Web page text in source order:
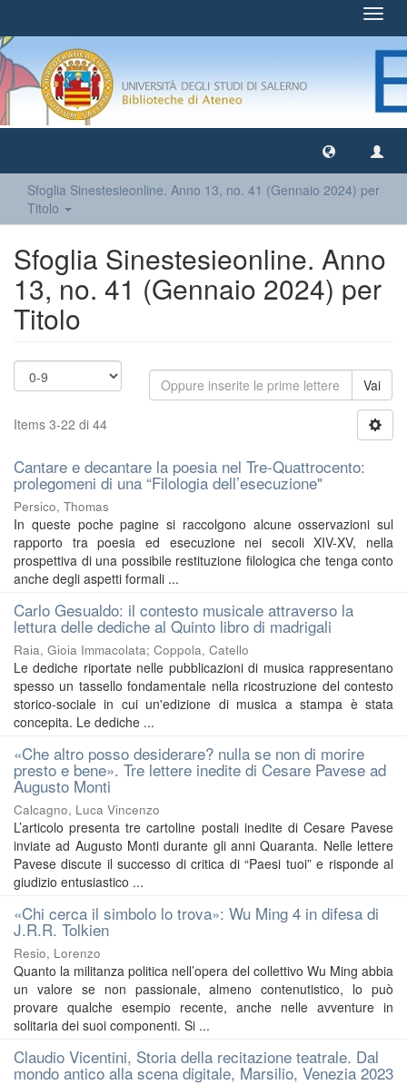
Sfoglia Sinestesieonline. Anno 13, no. 41 (Gennaio 2024) per
Titolo
Sfoglia Sinestesieonline. Anno
13, no. 41 (Gennaio 2024) per
Titolo
Vai
Items 3-22 di 44
Cantare e decantare la poesia nel Tre-Quattrocento:
prolegomeni di una “Filologia dell’esecuzione"
Persico, Thomas
In queste poche pagine si raccolgono alcune osservazioni sul
rapporto tra poesia ed esecuzione nei secoli XIV-XV, nella
prospettiva di una possibile restituzione filologica che tenga conto
anche degli aspetti formali ...
Carlo Gesualdo: il contesto musicale attraverso la
lettura delle dediche al Quinto libro di madrigali
Raia, Gioia Immacolata; Coppola, Catello
Le dediche riportate nelle pubblicazioni di musica rappresentano
spesso un tassello fondamentale nella ricostruzione del contesto
storico-sociale in cui un'edizione di musica a stampa è stata
concepita. Le dediche ...
«Che altro posso desiderare? nulla se non di morire
presto e bene». Tre lettere inedite di Cesare Pavese ad
Augusto Monti
Calcagno, Luca Vincenzo
L’articolo presenta tre cartoline postali inedite di Cesare Pavese
inviate ad Augusto Monti durante gli anni Quaranta. Nelle lettere
Pavese discute il successo di critica di “Paesi tuoi” e risponde al
giudizio entusiastico ...
«Chi cerca il simbolo lo trova»: Wu Ming 4 in difesa di
J.R.R. Tolkien
Resio, Lorenzo
Quanto la militanza politica nell’opera del collettivo Wu Ming abbia
un valore se non passionale, almeno contenutistico, lo può
provare qualche esempio recente, anche nelle avventure in
solitaria dei suoi componenti. Si ...
Claudio Vicentini, Storia della recitazione teatrale. Dal
mondo antico alla scena digitale, Marsilio, Venezia 2023